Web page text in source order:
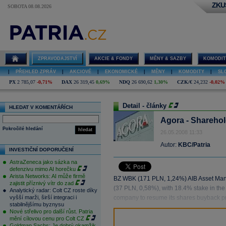
SOBOTA 08.08.2026
ZPRAVODAJSTVÍ AKCIE & FONDY MĚNY & SAZBY
PŘEHLED ZPRÁV AKCIOVÉ EKONOMICKÉ MĚNY KOMODITY
PX 2 785,07 -0,71% DAX 26 319,45 0,69% NDQ 26 690,62 1,30% CZK/€ 24,232 -0,02%
HLEDAT V KOMENTÁŘÍCH
hledat
Pokročilé hledání
INVESTIČNÍ DOPORUČENÍ
AstraZeneca jako sázka na
defenzivu mimo AI horečku
Arista Networks: AI může firmě
zajistit příznivý vítr do zad
Analytický radar: Colt CZ roste díky
vyšší marži, širší integraci i
stabilnějšímu byznysu
Nové střelivo pro další růst. Patria
mění cílovou cenu pro Colt CZ
Detail - články
Agora -
26.05.2008 11:33
Autor: KBC/Patria
BZ WBK (171 PLN, 1,24%) AIB Asset
(37 PLN, 0,58%), with 18.4% stake in
company to resume its shares buyback